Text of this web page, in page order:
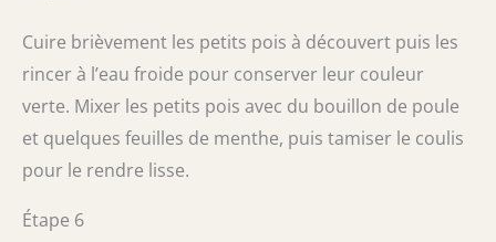
Cuire brièvement les petits pois à découvert puis les
rincer à l’eau froide pour conserver leur couleur
verte. Mixer les petits pois avec du bouillon de poule
et quelques feuilles de menthe, puis tamiser le coulis
pour le rendre lisse.
Étape 6